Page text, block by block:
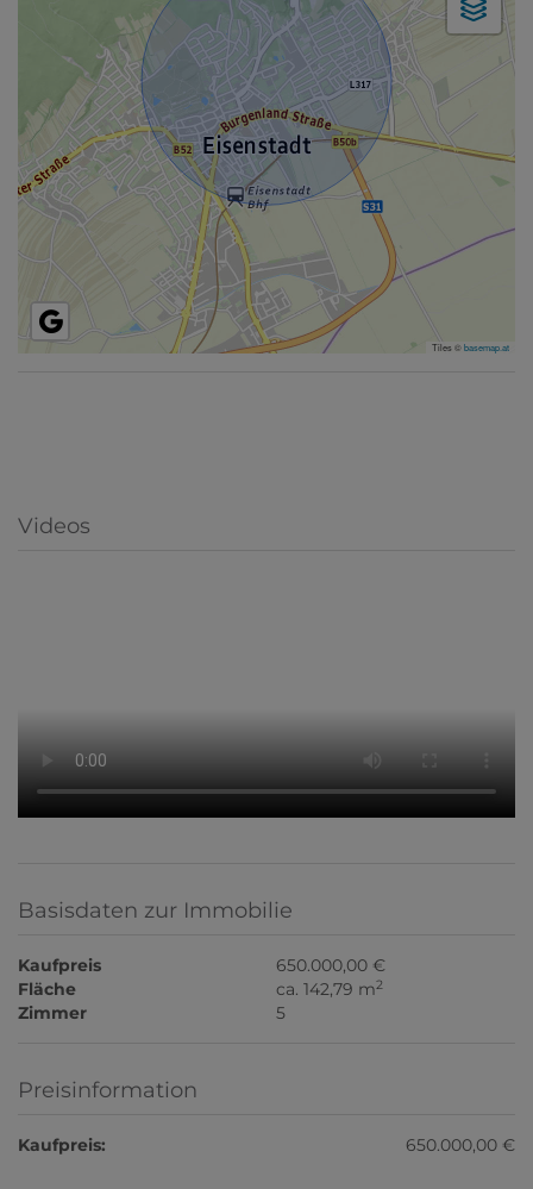
Tiles ©basemap.at
Videos
Basisdaten zur Immobilie
Kaufpreis
650.000,00 €
Fläche
ca. 142,79 m2
Zimmer 5
Preisinformation
Kaufpreis: 650.000,00 €